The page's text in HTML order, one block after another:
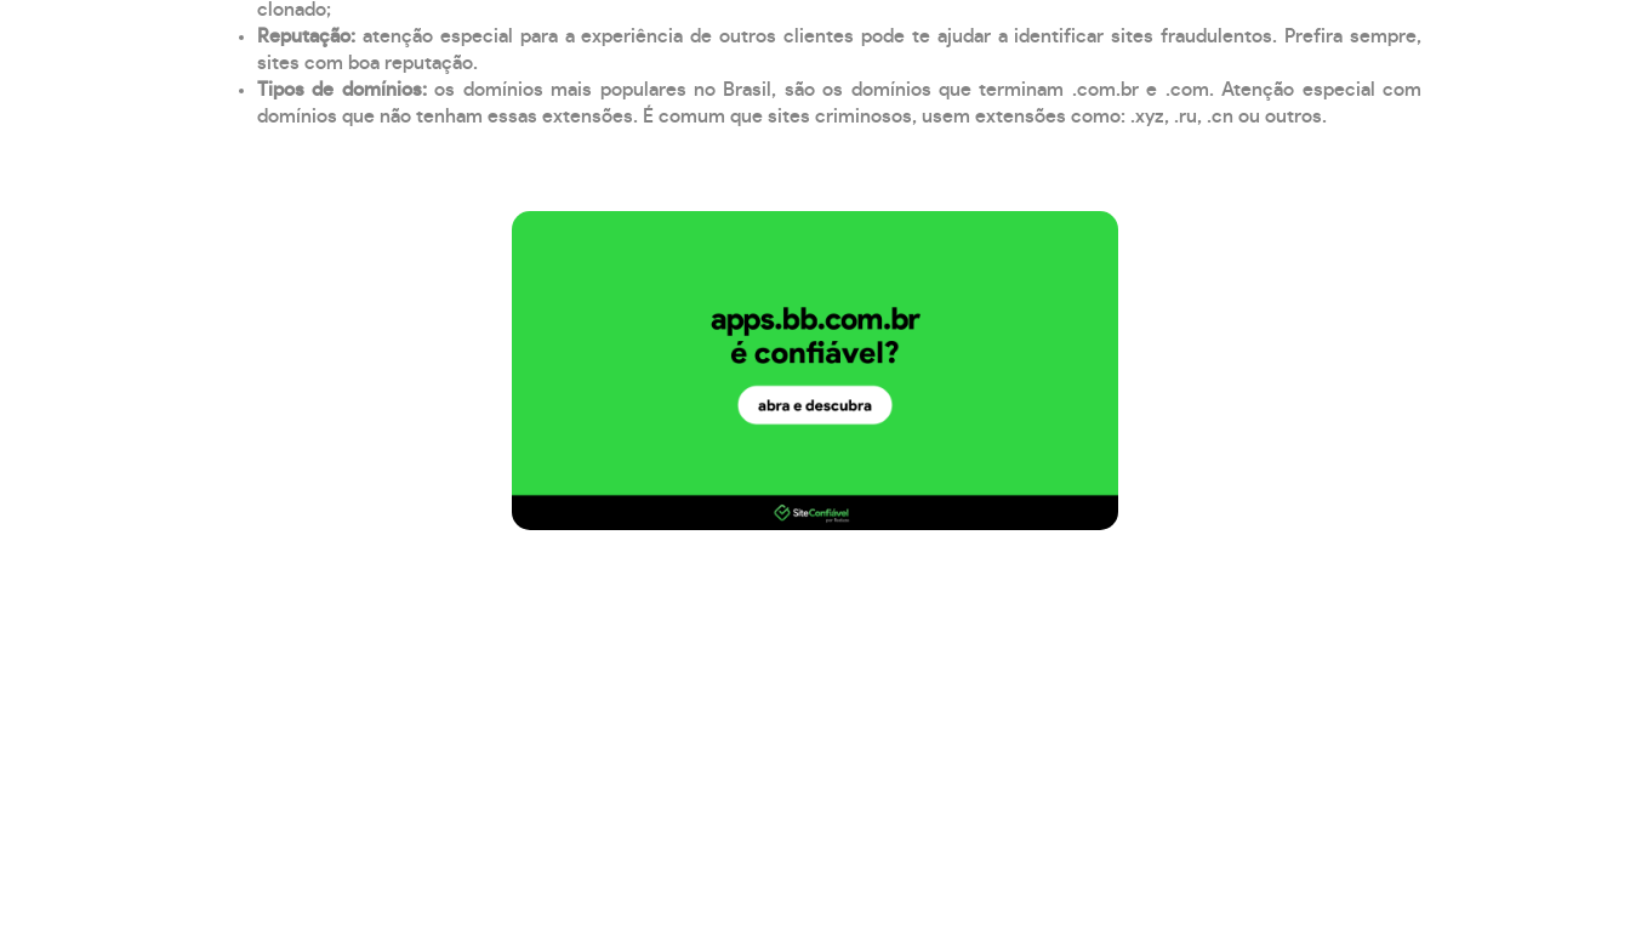
clonado;
Reputação: atenção especial para a experiência de outros clientes pode te ajudar a identificar sites fraudulentos. Prefira sempre,
sites com boa reputação.
Tipos de domínios:os domínios mais populares no Brasil, são os domínios que terminam .com.br e .com. Atenção especial com
domínios que não tenham essas extensões. É comum que sites criminosos, usem extensões como: .xyz, .ru, .cn ou outros.